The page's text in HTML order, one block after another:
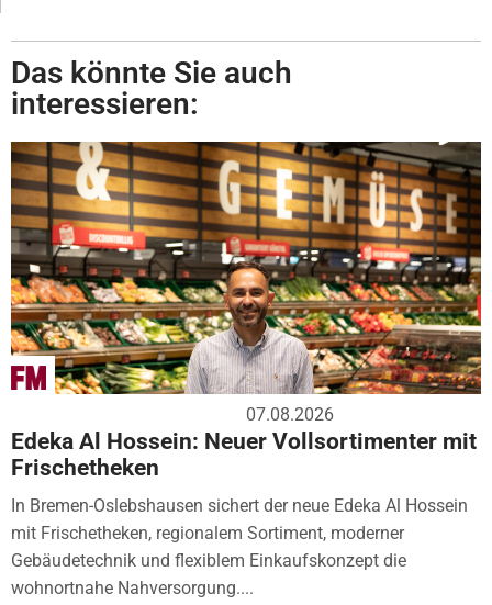
Das könnte Sie auch
interessieren:
07.08.2026
Edeka Al Hossein: Neuer Vollsortimenter mit
Frischetheken
In Bremen-Oslebshausen sichert der neue Edeka Al Hossein
mit Frischetheken, regionalem Sortiment, moderner
Gebäudetechnik und flexiblem Einkaufskonzept die
wohnortnahe Nahversorgung....